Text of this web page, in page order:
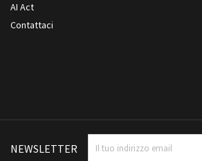
AI Act
Contattaci
NEWSLETTER